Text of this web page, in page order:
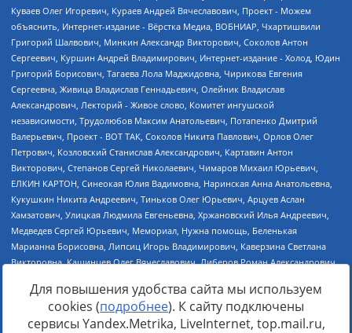
Источник:https://minjust.gov.ru/uploaded/files/reestr-
Для повышения удобства сайта мы используем
cookies (подробнее). К сайту подключены
сервисы Yandex.Metrika, LiveInternet, top.mail.ru,